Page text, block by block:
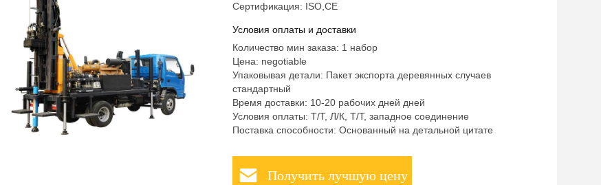
Сертификация: ISO,CE
Условия оплаты и доставки
Количество мин заказа: 1 набор
Цена: negotiable
Упаковывая детали: Пакет экспорта деревянных случаев
стандартный
Время доставки: 10-20 рабочих дней дней
Условия оплаты: Т/Т, Л/К, Т/Т, западное соединение
Поставка способности: Основанный на детальной цитате
Получить лучшую цену